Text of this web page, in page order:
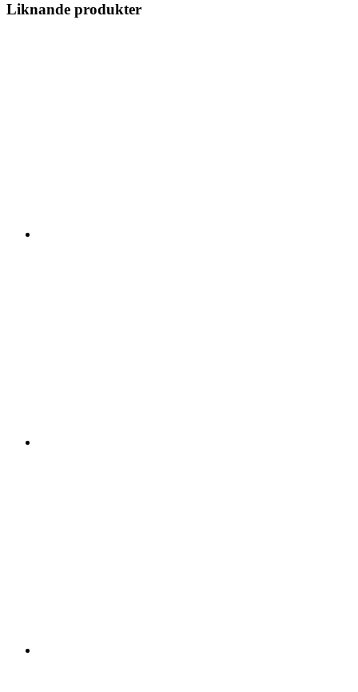
Liknande produkter